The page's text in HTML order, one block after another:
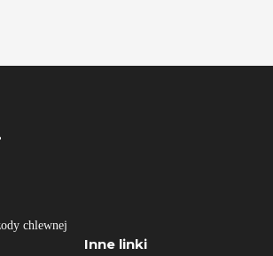
chlewnej
Inne linki